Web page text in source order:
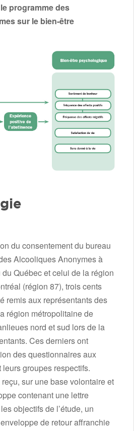
programme des
sur le bien-être
du consentement du bureau
Alcooliques Anonymes à
Québec et celui de la région
(région 87), trois cents
remis aux représentants des
région métropolitaine de
nord et sud lors de la
Ces derniers ont
des questionnaires aux
groupes respectifs.
sur une base volontaire et
contenant une lettre
objectifs de l’étude, un
de retour affranchie